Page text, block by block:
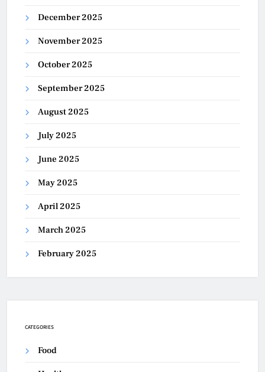
December 2025
November 2025
October 2025
September 2025
August 2025
July 2025
June 2025
May 2025
April 2025
March 2025
February 2025
CATEGORIES
Food